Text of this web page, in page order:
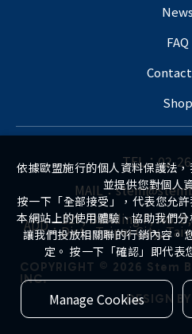
News
FAQ
Shop
TEL：02-
MAIL：
ADD：12F, Building F, No.
Dist., Taipei City,
COPYRIGHT © 2026 Stem
INC.
DESIGN BY
依據歐盟施行的個人資料保護法
並提供您對個人
按一下「全部接受」，代表您允
本網站上的使用體驗、協助我們
讓我們投放相關聯的行銷內容。
定。 按一下「確認」即代表
Manage Cookies